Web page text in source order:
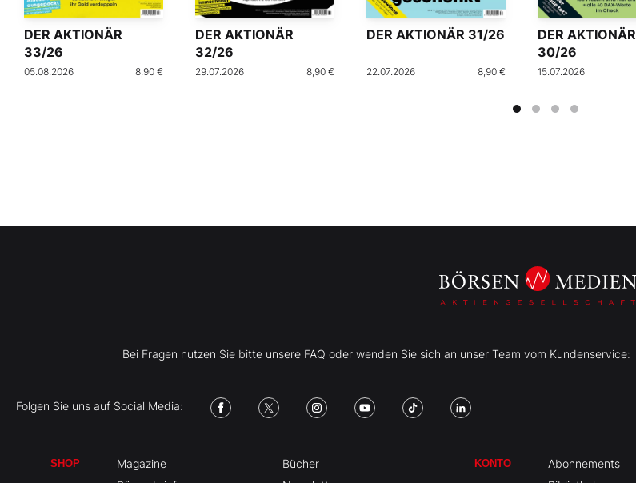
DER AKTIONÄR
33/26
05.08.2026 8,90 €
DER AKTIONÄR
32/26
29.07.2026 8,90 €
DER AKTIONÄR 31/26
22.07.2026 8,90 €
DER AKTIONÄR
30/26
15.07.2026
Bei Fragen nutzen Sie bitte unsere FAQ oder wenden Sie sich an unser Team vom Kundenservice:
Folgen Sie uns auf Social Media:
SHOP
Magazine
Bücher
KONTO
Abonnements